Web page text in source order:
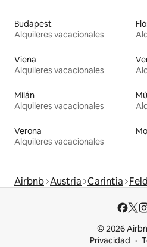
Budapest
Alquileres vacacionales
Viena
Alquileres vacacionales
Milán
Alquileres vacacionales
Verona
Alquileres vacacionales
Airbnb Austria Carintia
© 2026
Privacidad